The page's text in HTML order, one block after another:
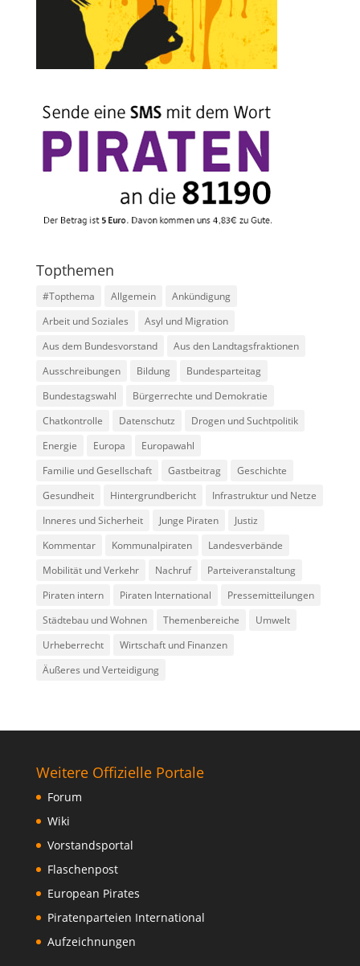
Topthemen
#Topthema Allgemein
Ankündigung
Arbeit und Soziales
Asyl und Migration
Aus dem Bundesvorstand
Aus den Landtagsfraktionen
Ausschreibungen
Bildung
Bundesparteitag
Bundestagswahl
Bürgerrechte und Demokratie
Chatkontrolle
Datenschutz
Drogen und Suchtpolitik
Energie
Europa
Europawahl
Familie und Gesellschaft
Gastbeitrag
Geschichte
Gesundheit
Hintergrundbericht
Infrastruktur und Netze
Inneres und Sicherheit
Junge Piraten
Justiz
Kommentar
Kommunalpiraten
Landesverbände
Mobilität und Verkehr
Nachruf
Parteiveranstaltung
Piraten intern
Piraten International
Pressemitteilungen
Städtebau und Wohnen
Themenbereiche
Umwelt
Urheberrecht
Wirtschaft und Finanzen
Äußeres und Verteidigung
Weitere Offizielle Portale
Forum
Wiki
Vorstandsportal
Flaschenpost
European Pirates
Piratenparteien International
Aufzeichnungen